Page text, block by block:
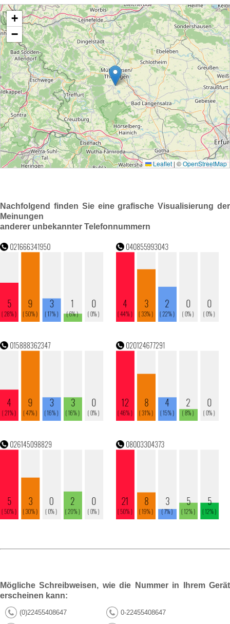
Nachfolgend finden Sie eine grafische Visualisierung der
Meinungen
anderer unbekannter Telefonnummern
Mögliche Schreibweisen, wie die Nummer in Ihrem Gerät
erscheinen kann:
(0)22455408647 0-22455408647